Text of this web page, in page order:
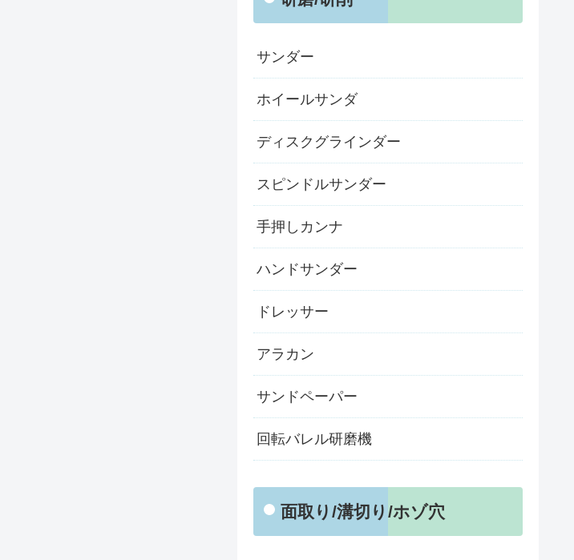
サンダー
ホイールサンダ
ディスクグラインダー
スピンドルサンダー
手押しカンナ
ハンドサンダー
ドレッサー
アラカン
サンドペーパー
回転バレル研磨機
面取り/溝切り/ホゾ穴